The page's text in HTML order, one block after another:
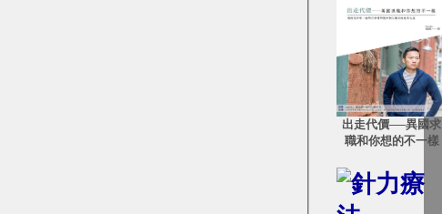
出走代價──異國求
職和你想的不一樣